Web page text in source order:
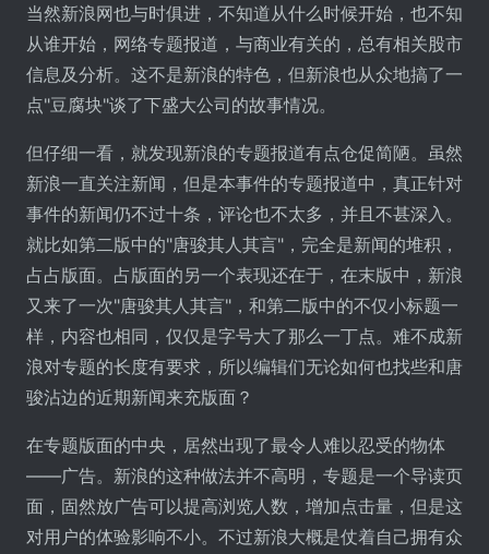
当然新浪网也与时俱进，不知道从什么时候开始，也不知
从谁开始，网络专题报道，与商业有关的，总有相关股市
信息及分析。这不是新浪的特色，但新浪也从众地搞了一
点"豆腐块"谈了下盛大公司的故事情况。
但仔细一看，就发现新浪的专题报道有点仓促简陋。虽然
新浪一直关注新闻，但是本事件的专题报道中，真正针对
事件的新闻仍不过十条，评论也不太多，并且不甚深入。
就比如第二版中的"唐骏其人其言"，完全是新闻的堆积，
占占版面。占版面的另一个表现还在于，在末版中，新浪
又来了一次"唐骏其人其言"，和第二版中的不仅小标题一
样，内容也相同，仅仅是字号大了那么一丁点。难不成新
浪对专题的长度有要求，所以编辑们无论如何也找些和唐
骏沾边的近期新闻来充版面？
在专题版面的中央，居然出现了最令人难以忍受的物体
――广告。新浪的这种做法并不高明，专题是一个导读页
面，固然放广告可以提高浏览人数，增加点击量，但是这
对用户的体验影响不小。不过新浪大概是仗着自己拥有众